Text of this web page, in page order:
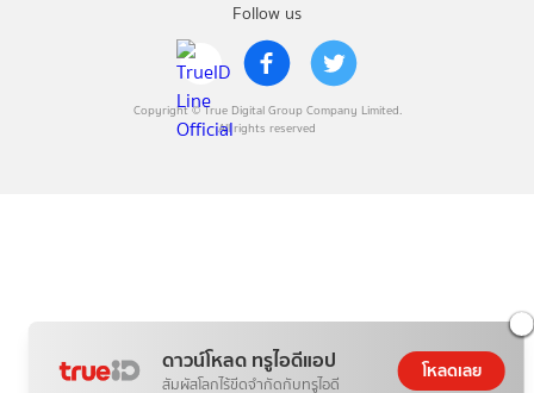
ดาวน์โหลด ทรูไอดีแอป
สัมผัสโลกไร้ขีดจำกัดกับทรูไอดี
โหลดเลย
Follow us
Copyright © True Digital Group Company Limited.
All rights reserved